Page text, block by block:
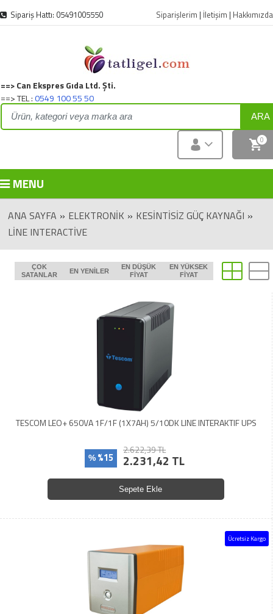
Sipariş Hattı: 05491005550 Siparişlerim | İletişim | Hakkımızda
Can Ekspres Gıda Ltd. Şti.
TEL :0549 100 55 50
ARA
0
MENU
ANA SAYFA » ELEKTRONIK » KESINTISIZ GÜÇ KAYNAĞI »
LINE INTERACTIVE
ÇOK
SATANLAR
EN YENILER
EN DÜŞÜK
FIYAT
EN YÜKSEK
FIYAT
TESCOM LEO+ 650VA 1F/1F (1X7AH) 5/10DK LINE INTERAKTIF UPS
% %15
2.622,39 TL
2.231,42 TL
Sepete Ekle
Ücretsiz Kargo